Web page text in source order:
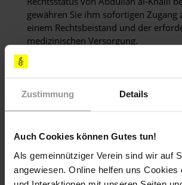
Zustimmung Details
Auch Cookies können Gutes tun!
Als gemeinnütziger Verein sind wir auf
angewiesen. Online helfen uns Cookies
gewähren Sie ihm sofortigen Zugang
einem Rechtsbeistand und der
medizinischen Versorgung.
Die Berichte, dass Abdullah al-Khalil
unbekannten Ort ohne Anklage
gefoltert oder anderweitig
könnte, erfüllen mich mit großer
umgehend eine unparteiische
Gericht.
Abdullah al-Khalil wird offenbar
rechtmäßigen Wahrnehmung seines